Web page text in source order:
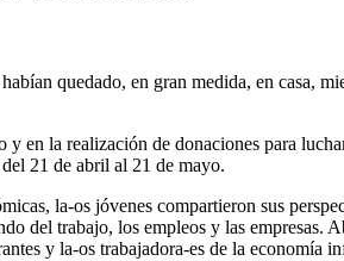
quedado, en gran medida, en casa,
en la realización de donaciones para
21 de abril al 21 de mayo.
la-os jóvenes compartieron sus
del trabajo, los empleos y las empresas.
y la-os trabajadora-es de la economía